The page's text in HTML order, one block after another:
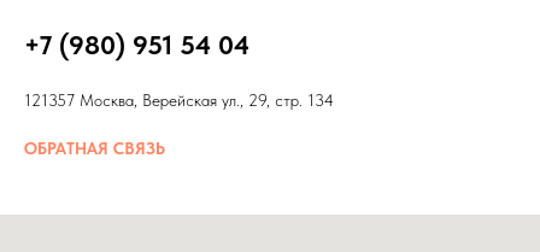
+7 (980) 951 54 04
121357 Москва, Верейская ул., 29, стр. 134
ОБРАТНАЯ СВЯЗЬ